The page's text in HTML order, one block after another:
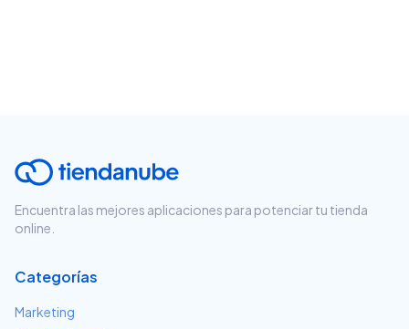
Encuentra las mejores aplicaciones para potenciar tu tienda
online.
Categorías
Marketing